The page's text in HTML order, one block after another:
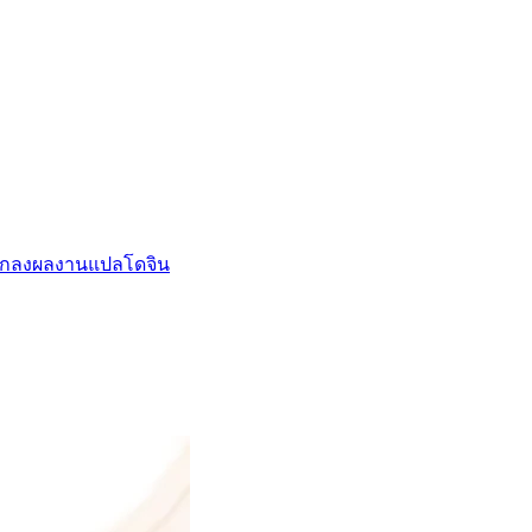
ลงผลงานแปลโดจิน